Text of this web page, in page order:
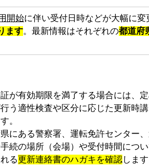
開始に伴い受付日時などが大幅に変
ます。最新情報はそれぞれの都道府
が有効期限を満了する場合には、
う適性検査や区分に応じた更新時
。
にある警察署、運転免許センター
続の場所（会場）や受付時間につ
る更新連絡書のハガキを確認します